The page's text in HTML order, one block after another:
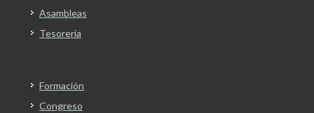
Asambleas
Tesoreria
Formación
Congreso